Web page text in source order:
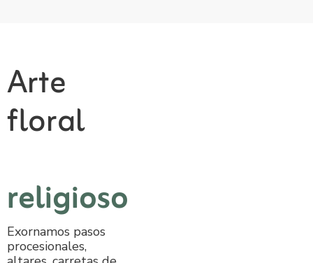
Arte
floral
religioso
Exornamos pasos
procesionales,